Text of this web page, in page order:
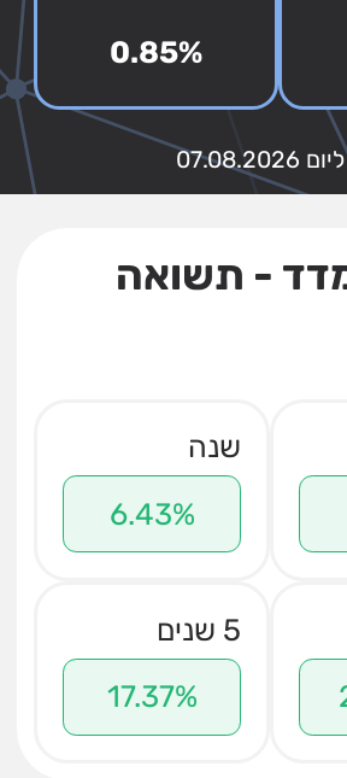
0.85%
- תשואה
שנה
6.43%
5 שנים
17.37%